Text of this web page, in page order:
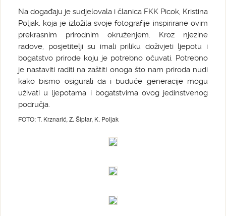
Na događaju je sudjelovala i članica FKK Picok, Kristina
Poljak, koja je izložila svoje fotografije inspirirane ovim
prekrasnim prirodnim okruženjem. Kroz njezine
radove, posjetitelji su imali priliku doživjeti ljepotu i
bogatstvo prirode koju je potrebno očuvati. Potrebno
je nastaviti raditi na zaštiti onoga što nam priroda nudi
kako bismo osigurali da i buduće generacije mogu
uživati u ljepotama i bogatstvima ovog jedinstvenog
područja.
FOTO: T. Krznarić, Z. Šiptar, K. Poljak